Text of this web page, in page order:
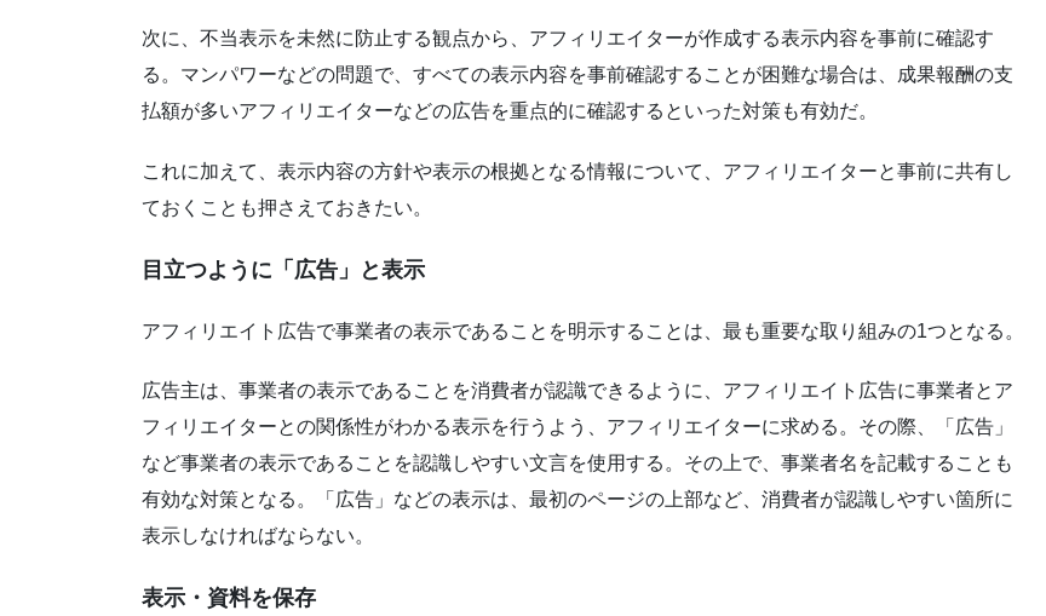
次に、不当表示を未然に防止する観点から、アフィリエイターが作成する表示内容を事前に確認す
る。マンパワーなどの問題で、すべての表示内容を事前確認することが困難な場合は、成果報酬の支
払額が多いアフィリエイターなどの広告を重点的に確認するといった対策も有効だ。
これに加えて、表示内容の方針や表示の根拠となる情報について、アフィリエイターと事前に共有し
ておくことも押さえておきたい。
目立つように「広告」と表示
アフィリエイト広告で事業者の表示であることを明示することは、最も重要な取り組みの1つとなる。
広告主は、事業者の表示であることを消費者が認識できるように、アフィリエイト広告に事業者とア
フィリエイターとの関係性がわかる表示を行うよう、アフィリエイターに求める。その際、「広告」
など事業者の表示であることを認識しやすい文言を使用する。その上で、事業者名を記載することも
有効な対策となる。「広告」などの表示は、最初のページの上部など、消費者が認識しやすい箇所に
表示しなければならない。
表示・資料を保存